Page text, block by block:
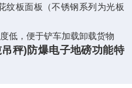
纹板面板（不锈钢系列为光板
低，便于铲车加载卸载货物
秤)防爆电子地磅功能特